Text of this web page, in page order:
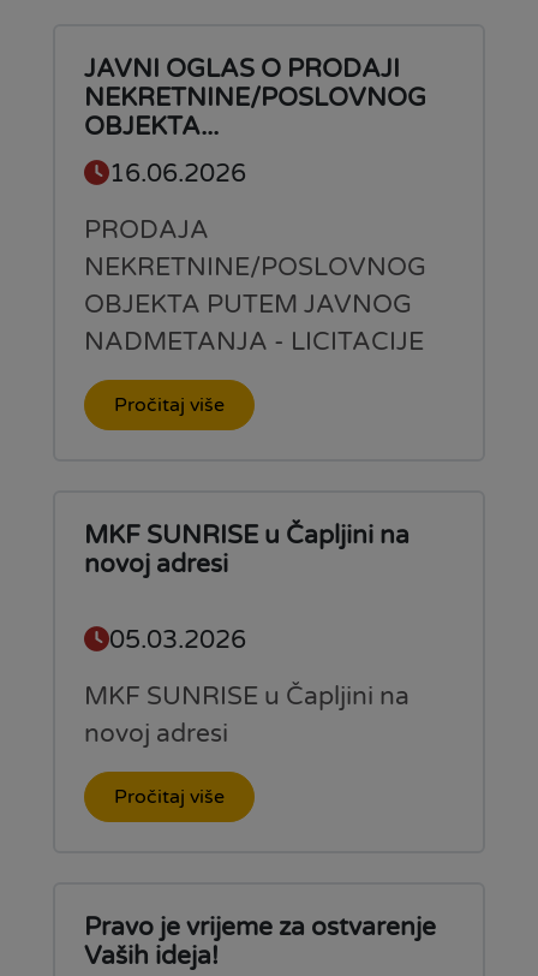
JAVNI OGLAS O PRODAJI
NEKRETNINE/POSLOVNOG
OBJEKTA...
16.06.2026
PRODAJA
NEKRETNINE/POSLOVNOG
OBJEKTA PUTEM JAVNOG
NADMETANJA - LICITACIJE
Pročitaj više
MKF SUNRISE u Čapljini na
novoj adresi
05.03.2026
MKF SUNRISE u Čapljini na
novoj adresi
Pročitaj više
Pravo je vrijeme za ostvarenje
Vaših ideja!